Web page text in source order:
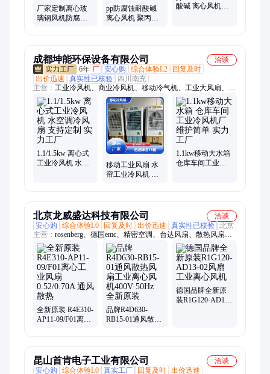
厂家定制离心玻
璃钢风机防腐耐
pp防腐蚀耐酸碱
离心风机 聚丙烯
酸碱 离心风机工
成都坤能环保设备有限公司
洽谈
6年 厂 安心购 综合体验L2
回复及时
出价迅速
真实性已核验
四川南充
主营： 工业冷风机、商业冷风机、移动冷气机、工业大风扇、工
业省电空调、工业除湿机、工业大吊扇、玻璃钢负压风机、水帘
纸、水帘墙、永备热风机、工业热风机、燃油热风机、电暖风
机、石墨烯取暖器、伞型户外取暖器、移动空调、移动冷风机
1.1/1.5kw 离心式
工业冷风机 水空
移动工业风扇 水
帘工业冷风机 展
1.1kw移动大水箱
仓库车间工业冷
北京龙威盛达科技有限公司
洽谈
安心购
综合体验L0 回复及时 出价迅速 真实性已核验 北京
主营： rosenberg、德国emc、精密空调、台达风扇、散热风扇、
轴流风扇、离心风机、机电风机、调速空调、散热风机、空调室
内、空调风机、风机德国、电源机柜、轴流风机
全新原装 R4E310-
AP11-09/F01离心
品牌R4D630-
RB15-01通风散热
德国品牌全新原
装R1G120-AD13-
昆山首肯电子工业有限公司
洽谈
安心购
综合体验L0 真实工厂 回复及时 出价迅速